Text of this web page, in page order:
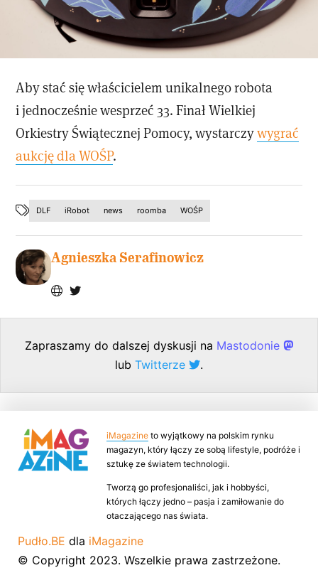
Aby stać się właścicielem unikalnego robota
i jednocześnie wesprzeć 33. Finał Wielkiej
Orkiestry Świątecznej Pomocy, wystarczywygrać
aukcję dla WOŚP.
DLF iRobot news roomba WOŚP
Agnieszka Serafinowicz
Zapraszamy do dalszej dyskusji na Mastodonie
lub Twitterze .
iMagazine to wyjątkowy na polskim rynku
magazyn, który łączy ze sobą lifestyle, podróże i
sztukę ze światem technologii.
Tworzą go profesjonaliści, jak i hobbyści,
których łączy jedno – pasja i zamiłowanie do
otaczającego nas świata.
Pudło.BE dla iMagazine
© Copyright 2023. Wszelkie prawa zastrzeżone.